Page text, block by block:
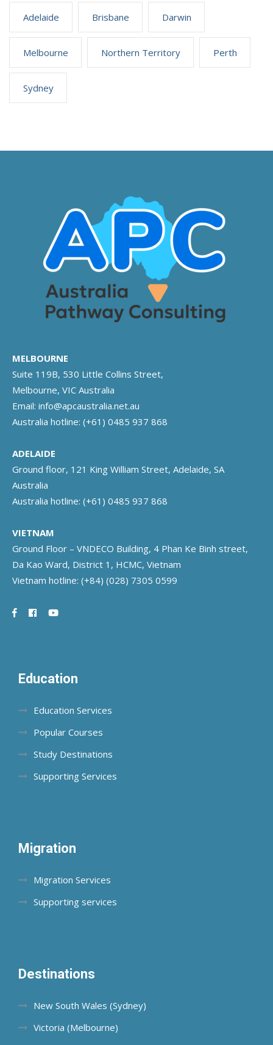
Adelaide Brisbane Darwin
Melbourne Northern Territory Perth
Sydney
MELBOURNE
Suite 119B, 530 Little Collins Street,
Melbourne, VIC Australia
Email: info@apcaustralia.net.au
Australia hotline: (+61) 0485 937 868
ADELAIDE
Ground floor, 121 King William Street, Adelaide, SA
Australia
Australia hotline: (+61) 0485 937 868
VIETNAM
Ground Floor – VNDECO Building, 4 Phan Ke Binh street,
Da Kao Ward, District 1, HCMC, Vietnam
Vietnam hotline: (+84) (028) 7305 0599
Education
Education Services
Popular Courses
Study Destinations
Supporting Services
Migration
Migration Services
Supporting services
Destinations
New South Wales (Sydney)
Victoria (Melbourne)